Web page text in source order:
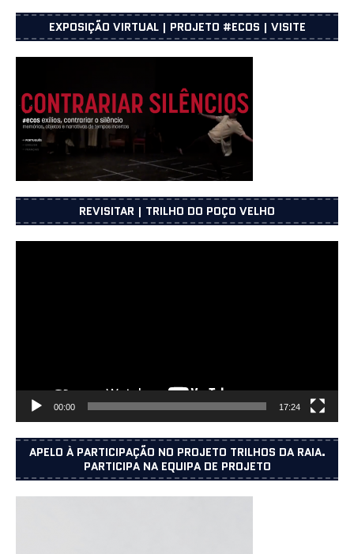
EXPOSIÇÃO VIRTUAL | PROJETO #ECOS | VISITE
REVISITAR | TRILHO DO POÇO VELHO
00:00 17:24
APELO À PARTICIPAÇÃO NO PROJETO TRILHOS DA RAIA.
PARTICIPA NA EQUIPA DE PROJETO